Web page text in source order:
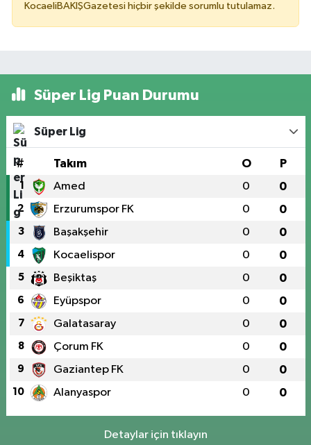
KocaeliBAKIŞGazetesi hiçbir şekilde sorumlu tutulamaz.
Süper Lig Puan Durumu
Süper Lig
# Takım O P
1 Amed 0 0
2 Erzurumspor FK 0 0
3 Başakşehir 0 0
4 Kocaelispor 0 0
5 Beşiktaş 0 0
6 Eyüpspor 0 0
7 Galatasaray 0 0
8 Çorum FK 0 0
9 Gaziantep FK 0 0
10 Alanyaspor 0 0
Detaylar için tıklayın